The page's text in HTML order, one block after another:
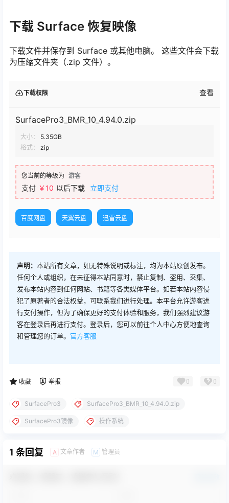
下载 Surface 恢复映像
下载文件并保存到 Surface 或其他电脑。 这些文件会下载
为压缩文件夹（.zip 文件）。
下载权限 查看
SurfacePro3_BMR_10_4.94.0.zip
大小：
5.35GB
格式：
zip
您当前的等级为 游客
支付 ￥10 以后下载 立即支付
百度网盘 天翼云盘 迅雷云盘
声明： 本站所有文章，如无特殊说明或标注，均为本站原创发布。
任何个人或组织，在未征得本站同意时，禁止复制、盗用、采集、
发布本站内容到任何网站、书籍等各类媒体平台。如若本站内容侵
犯了原著者的合法权益，可联系我们进行处理。本平台允许游客进
行支付操作，但为了确保更好的支付体验和服务，我们强烈建议游
客在登录后再进行支付。登录后，您可以前往个人中心方便地查询
和管理您的订单。 官方客服
收藏 举报 0 0
SurfacePro3 SurfacePro3_BMR_10_4.94.0.zip
SurfacePro3镜像 操作系统
1 条回复 A 文章作者 M 管理员